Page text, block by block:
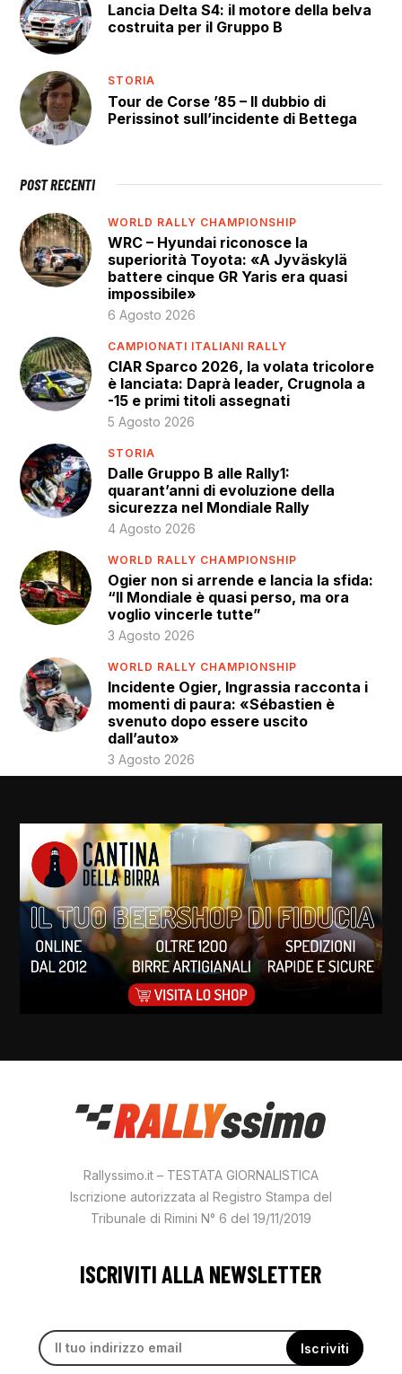
Lancia Delta S4: il motore della belva
costruita per il Gruppo B
STORIA
Tour de Corse ’85 – Il dubbio di
Perissinot sull’incidente di Bettega
POST RECENTI
WORLD RALLY CHAMPIONSHIP
WRC – Hyundai riconosce la
superiorità Toyota: «A Jyväskylä
battere cinque GR Yaris era quasi
impossibile»
6 Agosto 2026
CAMPIONATI ITALIANI RALLY
CIAR Sparco 2026, la volata tricolore
è lanciata: Daprà leader, Crugnola a
-15 e primi titoli assegnati
5 Agosto 2026
STORIA
Dalle Gruppo B alle Rally1:
quarant’anni di evoluzione della
sicurezza nel Mondiale Rally
4 Agosto 2026
WORLD RALLY CHAMPIONSHIP
Ogier non si arrende e lancia la sfida:
“Il Mondiale è quasi perso, ma ora
voglio vincerle tutte”
3 Agosto 2026
WORLD RALLY CHAMPIONSHIP
Incidente Ogier, Ingrassia racconta i
momenti di paura: «Sébastien è
svenuto dopo essere uscito
dall’auto»
3 Agosto 2026
Rallyssimo.it – TESTATA GIORNALISTICA
Iscrizione autorizzata al Registro Stampa del
Tribunale di Rimini N° 6 del 19/11/2019
ISCRIVITI ALLA NEWSLETTER